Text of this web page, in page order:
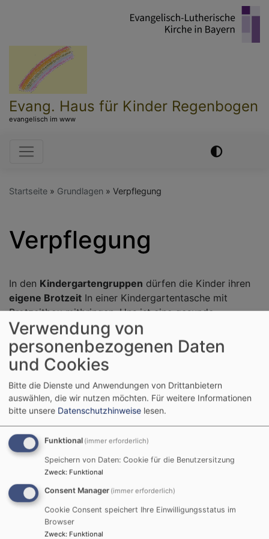
Evang. Haus für Kinder Regenbogen
evangelisch im www
Hauptnavigation
Startseite Grundlagen Verpflegung
Verpflegung
In den Kindergartengruppen dürfen die Kinder ihren
eigene Brotzeit In einer Kindergartentasche mit
Brotzeitbox mitbringen. Uns ist eine gesunde,
ausgewogene und verpackungsfreie Brotzeit wichtig.
In derKrippengruppebereiten die Pädagoginnen eine
ausgewogene Brotzeit für alle Kinder vor.
DasMittagessenerhalten wir von "Biologisch by
Prinzipal" aus Rosenheim. Prinzipal verwendet
saisonale und überwiegend biologische Produkte und
ist mit dem Ernhährungskonzept "BIOLOGISCH für
Kindergärten und Schulen im Landkreis Rosenheim"
EU-Ökozertifiziert. Die abwechslungsreichen Gerichte
werden in Einzelkomponenten gekühlt geliefert und
per "Chill and Cook"-Verfahren von unserer
Küchenkraft essfertig zubereitet. Weitere
Informationen finden sie unter:
Verwendung von
personenbezogenen Daten
und Cookies
Bitte die Dienste und Anwendungen von Drittanbietern
auswählen, die wir nutzen möchten. Für weitere Informationen
bitte unsere Datenschutzhinweise lesen.
Funktional (immer erforderlich)
Speichern von Daten: Cookie für die Benutzersitzung
Zweck: Funktional
Consent Manager (immer erforderlich)
Cookie Consent speichert Ihre Einwilligungsstatus im
Browser
Zweck: Funktional